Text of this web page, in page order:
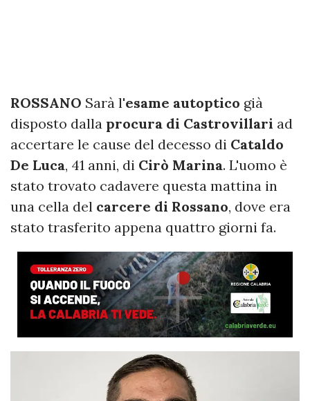
ROSSANO Sarà l'esame autoptico già
disposto dalla procura di Castrovillari ad
accertare le cause del decesso di Cataldo
De Luca, 41 anni, di Cirò Marina. L'uomo è
stato trovato cadavere questa mattina in
una cella del carcere di Rossano, dove era
stato trasferito appena quattro giorni fa.